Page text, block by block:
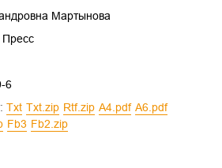
Мартынова
6
txt txt.zip rtf.zip a4.pdf
a6.pdf
fb3 fb2.zip